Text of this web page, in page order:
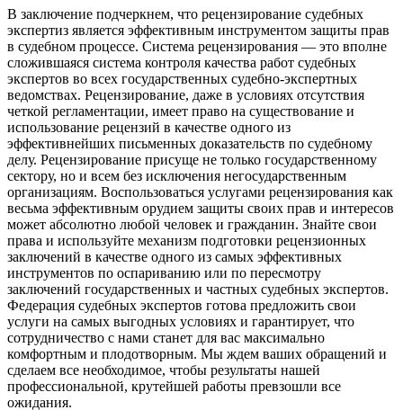
В заключение подчеркнем, что рецензирование судебных
экспертиз является эффективным инструментом защиты прав
в судебном процессе. Система рецензирования — это вполне
сложившаяся система контроля качества работ судебных
экспертов во всех государственных судебно-экспертных
ведомствах. Рецензирование, даже в условиях отсутствия
четкой регламентации, имеет право на существование и
использование рецензий в качестве одного из
эффективнейших письменных доказательств по судебному
делу. Рецензирование присуще не только государственному
сектору, но и всем без исключения негосударственным
организациям. Воспользоваться услугами рецензирования как
весьма эффективным орудием защиты своих прав и интересов
может абсолютно любой человек и гражданин. Знайте свои
права и используйте механизм подготовки рецензионных
заключений в качестве одного из самых эффективных
инструментов по оспариванию или по пересмотру
заключений государственных и частных судебных экспертов.
Федерация судебных экспертов готова предложить свои
услуги на самых выгодных условиях и гарантирует, что
сотрудничество с нами станет для вас максимально
комфортным и плодотворным. Мы ждем ваших обращений и
сделаем все необходимое, чтобы результаты нашей
профессиональной, крутейшей работы превзошли все
ожидания.